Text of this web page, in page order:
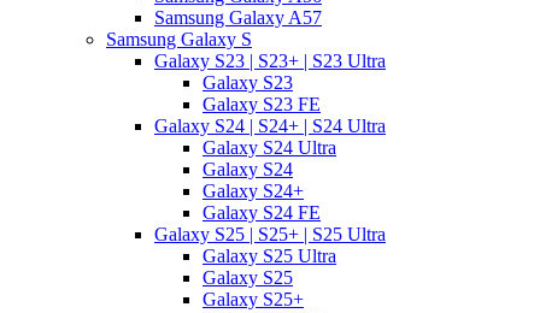
Samsung Galaxy A57
Samsung Galaxy S
Galaxy S23 | S23+ | S23 Ultra
Galaxy S23
Galaxy S23 FE
Galaxy S24 | S24+ | S24 Ultra
Galaxy S24 Ultra
Galaxy S24
Galaxy S24+
Galaxy S24 FE
Galaxy S25 | S25+ | S25 Ultra
Galaxy S25 Ultra
Galaxy S25
Galaxy S25+